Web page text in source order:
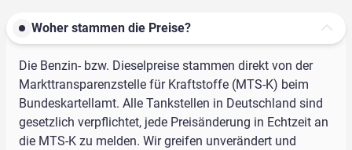
Woher stammen die Preise?
Die Benzin- bzw. Dieselpreise stammen direkt von der
Markttransparenzstelle für Kraftstoffe (MTS-K) beim
Bundeskartellamt. Alle Tankstellen in Deutschland sind
gesetzlich verpflichtet, jede Preisänderung in Echtzeit an
die MTS-K zu melden. Wir greifen unverändert und